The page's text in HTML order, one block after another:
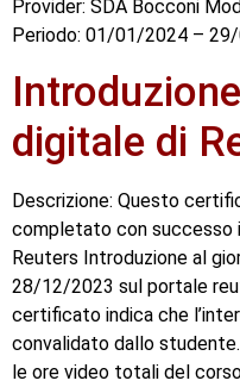
Provider: SDA Bocconi
Periodo: 01/01/2024 –
digitale di
Descrizione: Questo
completato con successo
Reuters Introduzione al
28/12/2023 sul portale
certificato indica che
convalidato dallo
le ore video totali del